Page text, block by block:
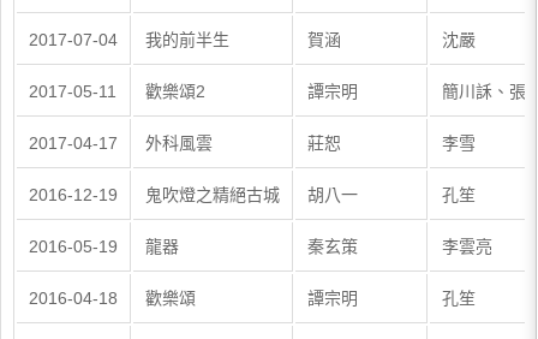
2017-07-04 我的前半生 賀涵 沈嚴
2017-05-11 歡樂頌2 譚宗明 簡川訸、張
2017-04-17 外科風雲 莊恕 李雪
2016-12-19 鬼吹燈之精絕古城 胡八一 孔笙
2016-05-19 龍器 秦玄策 李雲亮
2016-04-18 歡樂頌 譚宗明 孔笙